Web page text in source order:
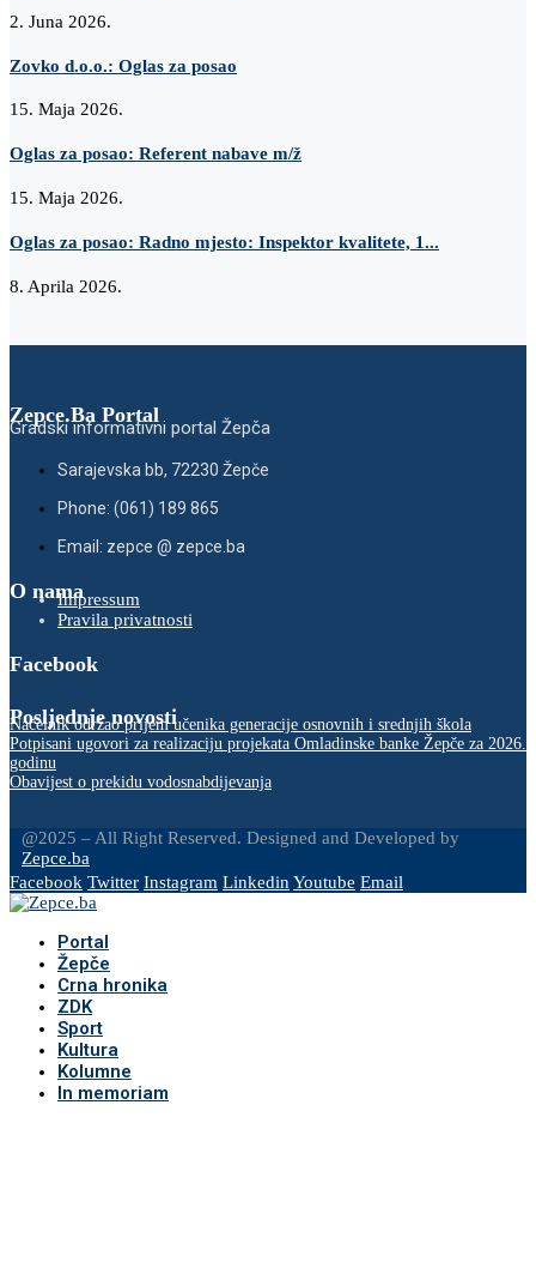
2. Juna 2026.
Zovko d.o.o.: Oglas za posao
15. Maja 2026.
Oglas za posao: Referent nabave m/ž
15. Maja 2026.
Oglas za posao: Radno mjesto: Inspektor kvalitete, 1...
8. Aprila 2026.
Zepce.Ba Portal
Gradski informativni portal Žepča
Sarajevska bb, 72230 Žepče
Phone: (061) 189 865
Email: zepce @ zepce.ba
O namaImpressum
Pravila privatnosti
Facebook
Posljednje novosti
Načelnik održao prijem učenika generacije osnovnih i srednjih škola
Potpisani ugovori za realizaciju projekata Omladinske banke Žepče za 2026.
godinu
Obavijest o prekidu vodosnabdijevanja
@2025 – All Right Reserved. Designed and Developed by
Zepce.ba
Facebook Twitter Instagram LinkedinYoutube Email
Portal
Žepče
Crna hronika
ZDK
Sport
Kultura
Kolumne
In memoriam